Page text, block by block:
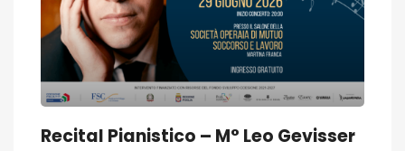
Recital Pianistico – M° Leo Gevisser